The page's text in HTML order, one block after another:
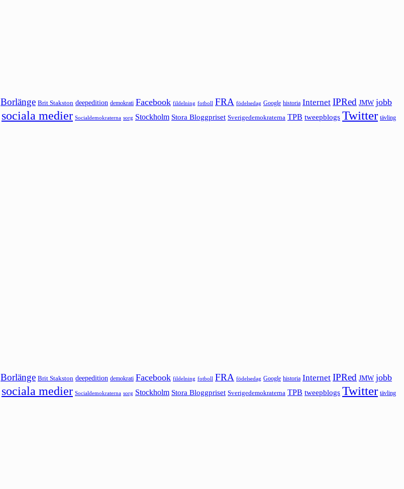
Borlänge Brit Stakston deepedition demokrati Facebook fildelning fotboll FRA födelsedag Google historia Internet IPRed JMW jobb
sociala medier Socialdemokraterna sorg Stockholm Stora Bloggpriset Sverigedemokraterna TPB tweepblogs Twitter tävling
Borlänge Brit Stakston deepedition demokrati Facebook fildelning fotboll FRA födelsedag Google historia Internet IPRed JMW jobb
sociala medier Socialdemokraterna sorg Stockholm Stora Bloggpriset Sverigedemokraterna TPB tweepblogs Twitter tävling